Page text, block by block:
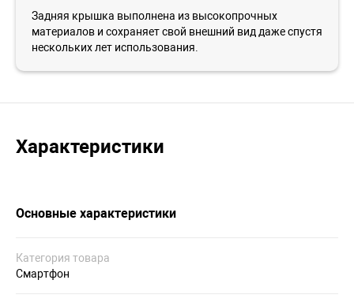
Задняя крышка выполнена из высокопрочных
материалов и сохраняет свой внешний вид даже спустя
нескольких лет использования.
Характеристики
Основные характеристики
Категория товара
Смартфон